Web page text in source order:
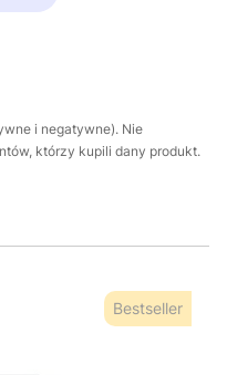
i negatywne). Nie
którzy kupili dany produkt.
Bestseller